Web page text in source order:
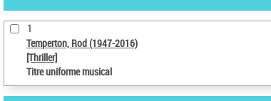
1
Temperton, Rod (1947-2016)
[Thriller]
Titre uniforme musical